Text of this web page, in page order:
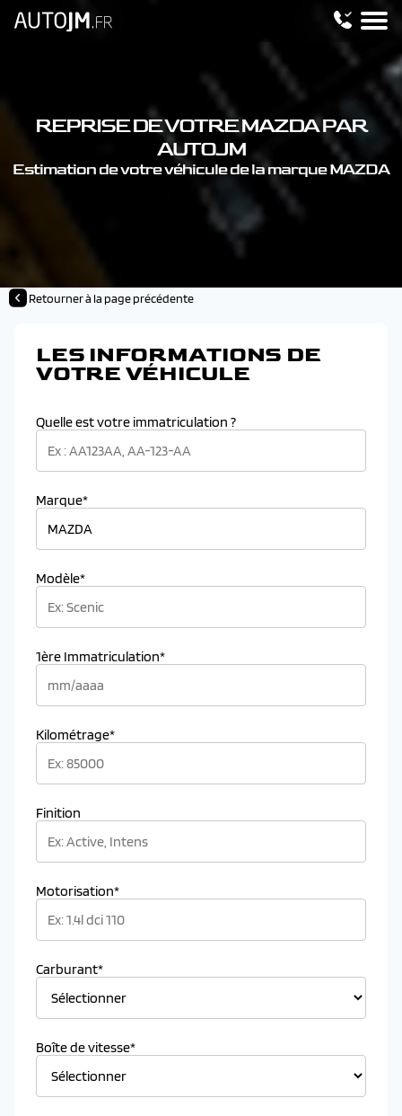
REPRISE DE VOTRE MAZDA PAR
AUTOJM
Estimation de votre véhicule de la marque MAZDA
Retourner à la page précédente
LES INFORMATIONS DE
VOTRE VÉHICULE
Quelle est votre immatriculation ?
Marque*
Modèle*
1ère Immatriculation*
Kilométrage*
Finition
Motorisation*
Carburant*
Boîte de vitesse*